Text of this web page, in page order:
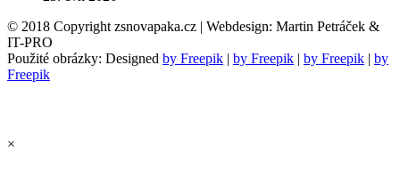
© 2018 Copyright zsnovapaka.cz | Webdesign: Martin Petráček &
IT-PRO
Použité obrázky: Designed by Freepik | by Freepik | by Freepik | by
Freepik
×